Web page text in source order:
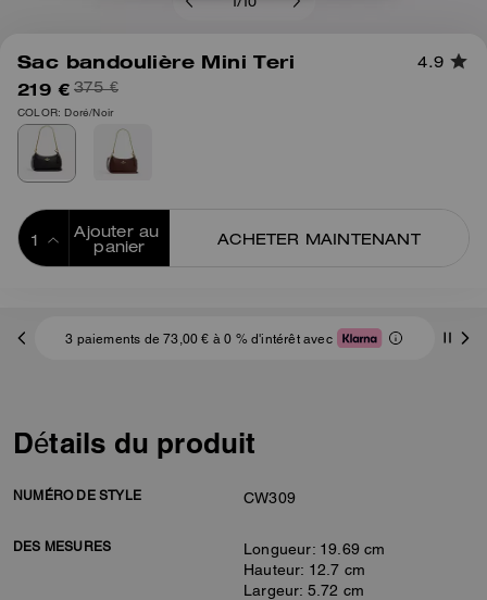
/ 10
Sac bandoulière Mini Teri 4.9
219 € 375 €
COLOR: Doré/Noir
Ajouter au
panier
ACHETER MAINTENANT
3 paiements de 73,00 € à 0 % d'intérêt avec
Détails du produit
NUMÉRO DE STYLE CW309
DES MESURES
Longueur: 19.69 cm
Hauteur: 12.7 cm
Largeur: 5.72 cm